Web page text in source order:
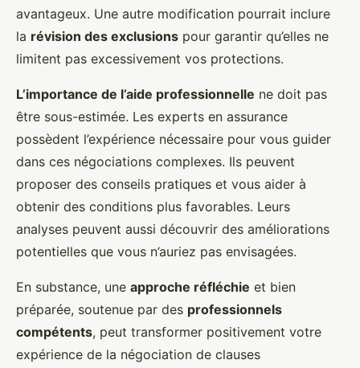
avantageux. Une autre modification pourrait inclure
la révision des exclusions pour garantir qu’elles ne
limitent pas excessivement vos protections.
L’importance de l’aide professionnelle ne doit pas
être sous-estimée. Les experts en assurance
possèdent l’expérience nécessaire pour vous guider
dans ces négociations complexes. Ils peuvent
proposer des conseils pratiques et vous aider à
obtenir des conditions plus favorables. Leurs
analyses peuvent aussi découvrir des améliorations
potentielles que vous n’auriez pas envisagées.
En substance, une approche réfléchie et bien
préparée, soutenue par des professionnels
compétents, peut transformer positivement votre
expérience de la négociation de clauses